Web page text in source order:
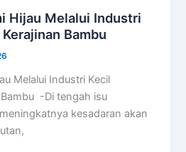
Hijau Melalui Industri
Bambu
Melalui Industri Kecil
-Di tengah isu
kesadaran akan